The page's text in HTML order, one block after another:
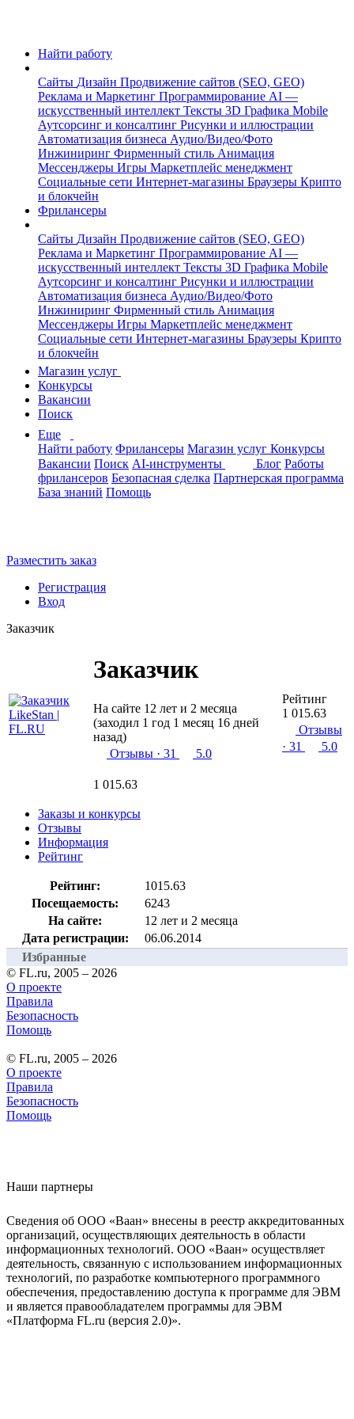
Найти работу
Сайты Дизайн Продвижение сайтов (SEO, GEO)
Реклама и Маркетинг Программирование AI —
искусственный интеллект Тексты 3D Графика Mobile
Аутсорсинг и консалтинг Рисунки и иллюстрации
Автоматизация бизнеса Аудио/Видео/Фото
Инжиниринг Фирменный стиль Анимация
Мессенджеры Игры Маркетплейс менеджмент
Социальные сети Интернет-магазины Браузеры Крипто
и блокчейн
Фрилансеры
Сайты Дизайн Продвижение сайтов (SEO, GEO)
Реклама и Маркетинг Программирование AI —
искусственный интеллект Тексты 3D Графика Mobile
Аутсорсинг и консалтинг Рисунки и иллюстрации
Автоматизация бизнеса Аудио/Видео/Фото
Инжиниринг Фирменный стиль Анимация
Мессенджеры Игры Маркетплейс менеджмент
Социальные сети Интернет-магазины Браузеры Крипто
и блокчейн
Магазин услуг
Конкурсы
Вакансии
Поиск
Еще
Найти работу Фрилансеры Магазин услуг Конкурсы
Вакансии Поиск AI-инструменты Блог Работы
фрилансеров Безопасная сделка Партнерская программа
База знаний Помощь
Разместить заказ
Регистрация
Вход
Заказчик
Заказчик
На сайте 12 лет и 2 месяца
(заходил 1 год 1 месяц 16 дней
назад)
Отзывы · 31 5.0
1 015.63
Рейтинг
1 015.63
Отзывы
· 31
5.0
Заказы и конкурсы
Отзывы
Информация
Рейтинг
Рейтинг:
1015.63
Посещаемость:
6243
На сайте:
12 лет и 2 месяца
Дата регистрации:
06.06.2014
Избранные
© FL.ru, 2005 – 2026
О проекте
Правила
Безопасность
Помощь
© FL.ru, 2005 – 2026
О проекте
Правила
Безопасность
Помощь
Наши партнеры
Сведения об ООО «Ваан» внесены в реестр аккредитованных
организаций, осуществляющих деятельность в области
информационных технологий. ООО «Ваан» осуществляет
деятельность, связанную с использованием информационных
технологий, по разработке компьютерного программного
обеспечения, предоставлению доступа к программе для ЭВМ
и является правообладателем программы для ЭВМ
«Платформа FL.ru (версия 2.0)».